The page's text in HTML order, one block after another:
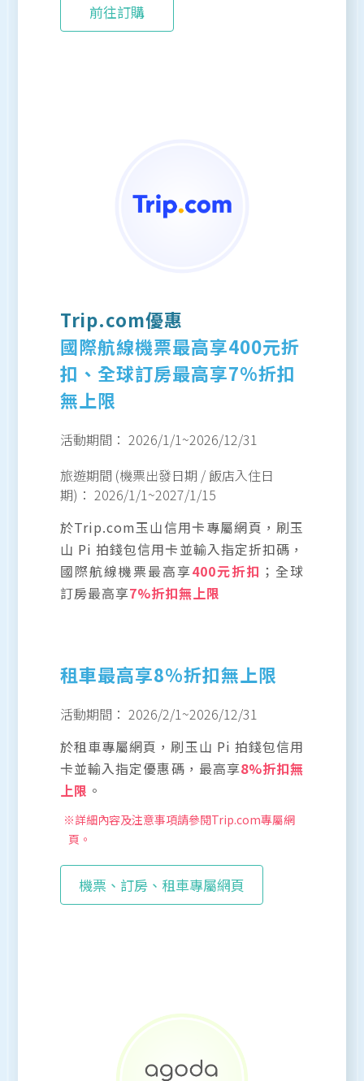
前往訂購
Trip.com優惠
國際航線機票最高享400元折
扣、全球訂房最高享7%折扣
無上限
活動期間： 2026/1/1~2026/12/31
旅遊期間 (機票出發日期 / 飯店入住日
期)： 2026/1/1~2027/1/15
於Trip.com玉山信用卡專屬網頁，刷玉
山 Pi 拍錢包信用卡並輸入指定折扣碼，
國際航線機票最高享400元折扣 ；全球
訂房最高享7%折扣無上限
租車最高享8%折扣無上限
活動期間： 2026/2/1~2026/12/31
於租車專屬網頁，刷玉山 Pi 拍錢包信用
卡並輸入指定優惠碼，最高享8%折扣無
上限 。
※詳細內容及注意事項請參閱Trip.com專屬網
頁。
機票、訂房、租車專屬網頁